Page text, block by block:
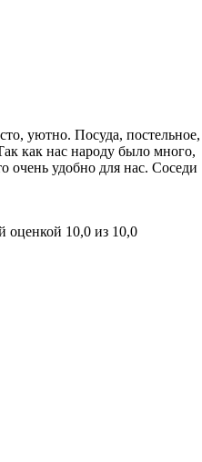
уютно. Посуда, постельное,
как нас народу было много,
очень удобно для нас. Соседи
оценкой 10,0 из 10,0